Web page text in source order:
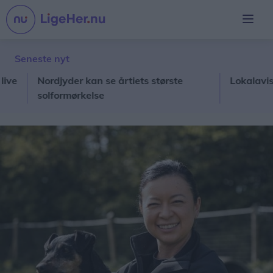
Seneste nyt
Nordjyder kan se årtiets største
solformørkelse
Lokalavisen